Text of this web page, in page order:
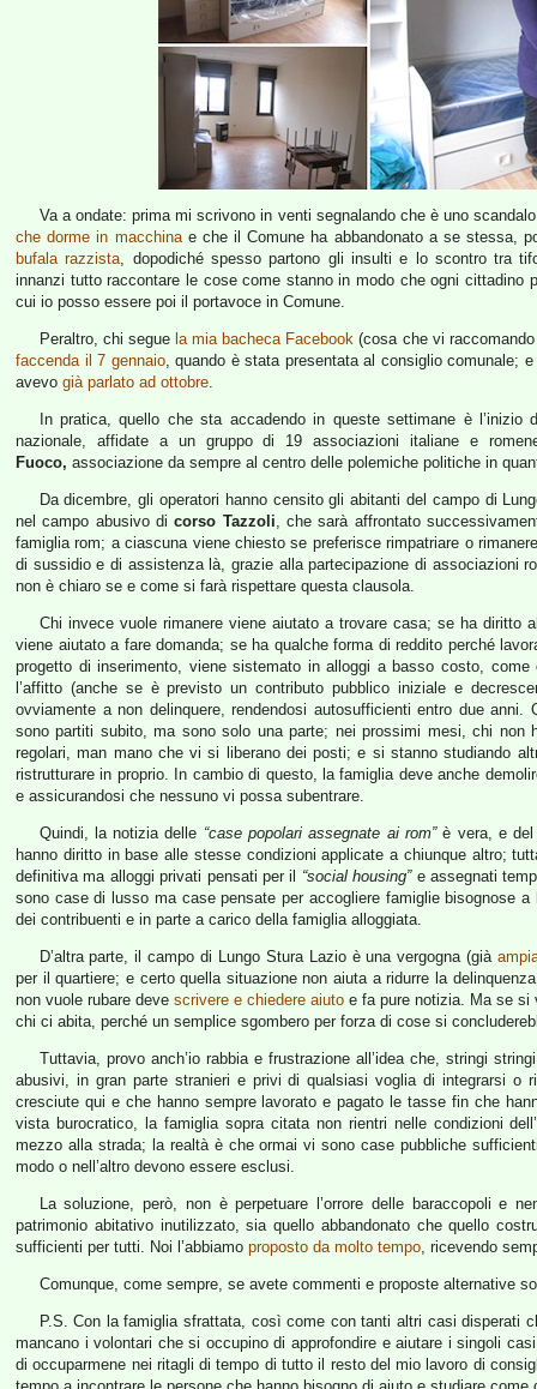
Va a ondate: prima mi scrivono in venti segnalando che è uno
che dorme in macchinae che il Comune ha abbandonato a se stessa,
bufala razzista, dopodiché spesso partono gli insulti e lo scontro tra
innanzi tutto raccontare le cose come stanno in modo che ogni cittadino
cui io posso essere poi il portavoce in Comune.
Peraltro, chi segue la mia bacheca Facebook (cosa che vi
faccenda il 7 gennaio, quando è stata presentata al consiglio comunale;
avevo già parlato ad ottobre.
In pratica, quello che sta accadendo in queste settimane è
nazionale, affidate a un gruppo di 19 associazioni italiane e
Fuoco, associazione da sempre al centro delle polemiche politiche in
Da dicembre, gli operatori hanno censito gli abitanti del campo di
nel campo abusivo dicorso Tazzoli, che sarà affrontato
famiglia rom; a ciascuna viene chiesto se preferisce rimpatriare o
di sussidio e di assistenza là, grazie alla partecipazione di associazioni
non è chiaro se e come si farà rispettare questa clausola.
Chi invece vuole rimanere viene aiutato a trovare casa; se ha diritto
viene aiutato a fare domanda; se ha qualche forma di reddito perché
progetto di inserimento, viene sistemato in alloggi a basso costo,
l’affitto (anche se è previsto un contributo pubblico iniziale e
ovviamente a non delinquere, rendendosi autosufficienti entro due
sono partiti subito, ma sono solo una parte; nei prossimi mesi, chi
regolari, man mano che vi si liberano dei posti; e si stanno studiando
ristrutturare in proprio. In cambio di questo, la famiglia deve anche
e assicurandosi che nessuno vi possa subentrare.
Quindi, la notizia delle “case popolari assegnate ai rom”è vera, e del
hanno diritto in base alle stesse condizioni applicate a chiunque altro;
definitiva ma alloggi privati pensati per il “social housing”e assegnati
sono case di lusso ma case pensate per accogliere famiglie bisognose
dei contribuenti e in parte a carico della famiglia alloggiata.
D’altra parte, il campo di Lungo Stura Lazio è una vergogna (già
per il quartiere; e certo quella situazione non aiuta a ridurre la
non vuole rubare deve scrivere e chiedere aiuto e fa pure notizia. Ma se si
chi ci abita, perché un semplice sgombero per forza di cose si
Tuttavia, provo anch’io rabbia e frustrazione all’idea che, stringi
abusivi, in gran parte stranieri e privi di qualsiasi voglia di integrarsi o
cresciute qui e che hanno sempre lavorato e pagato le tasse fin che
vista burocratico, la famiglia sopra citata non rientri nelle condizioni
mezzo alla strada; la realtà è che ormai vi sono case pubbliche
modo o nell’altro devono essere esclusi.
La soluzione, però, non è perpetuare l’orrore delle baraccopoli e
patrimonio abitativo inutilizzato, sia quello abbandonato che quello
sufficienti per tutti. Noi l’abbiamo proposto da molto tempo, ricevendo
Comunque, come sempre, se avete commenti e proposte alternative
P.S. Con la famiglia sfrattata, così come con tanti altri casi disperati
mancano i volontari che si occupino di approfondire e aiutare i singoli
di occuparmene nei ritagli di tempo di tutto il resto del mio lavoro di